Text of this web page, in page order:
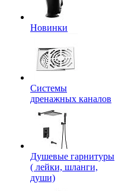
Новинки
Системы
дренажных каналов
Душевые гарнитуры
( лейки, шланги,
души)